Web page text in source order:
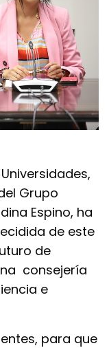
Grupo
Espino, ha
de este
de
consejería
e
para que